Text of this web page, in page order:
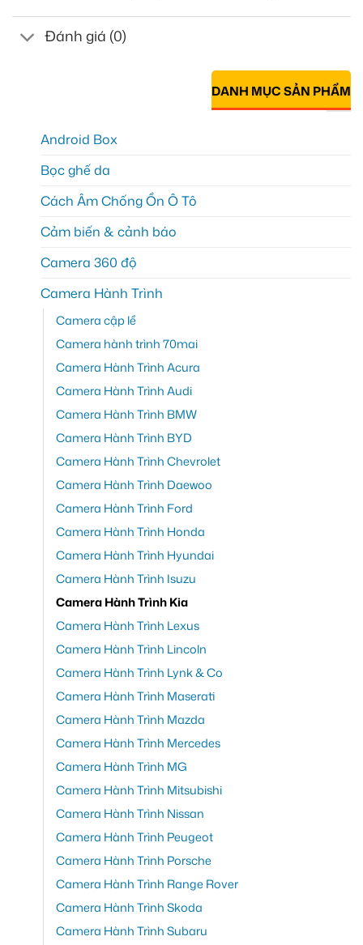
Đánh giá (0)
DANH MỤC SẢN PHẨM
Android Box
Bọc ghế da
Cách Âm Chống Ồn Ô Tô
Cảm biến & cảnh báo
Camera 360 độ
Camera Hành Trình
Camera cập lề
Camera hành trình 70mai
Camera Hành Trình Acura
Camera Hành Trình Audi
Camera Hành Trình BMW
Camera Hành Trình BYD
Camera Hành Trình Chevrolet
Camera Hành Trình Daewoo
Camera Hành Trình Ford
Camera Hành Trình Honda
Camera Hành Trình Hyundai
Camera Hành Trình Isuzu
Camera Hành Trình Kia
Camera Hành Trình Lexus
Camera Hành Trình Lincoln
Camera Hành Trình Lynk & Co
Camera Hành Trình Maserati
Camera Hành Trình Mazda
Camera Hành Trình Mercedes
Camera Hành Trình MG
Camera Hành Trình Mitsubishi
Camera Hành Trình Nissan
Camera Hành Trình Peugeot
Camera Hành Trình Porsche
Camera Hành Trình Range Rover
Camera Hành Trình Skoda
Camera Hành Trình Subaru